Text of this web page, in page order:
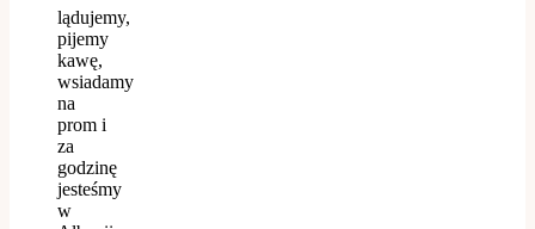
lądujemy,
pijemy
kawę,
wsiadamy
na
prom i
za
godzinę
jesteśmy
w